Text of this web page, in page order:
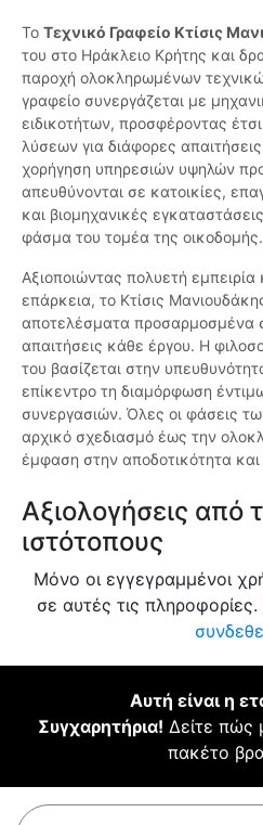
Το Τεχνικό Γραφείο Κτίσις
του στο Ηράκλειο Κρήτης και
παροχή ολοκληρωμένων
γραφείο συνεργάζεται με
ειδικοτήτων, προσφέροντας
λύσεων για διάφορες
χορήγηση υπηρεσιών υψηλών
απευθύνονται σε κατοικίες,
και βιομηχανικές
φάσμα του τομέα της οικοδομής.
Αξιοποιώντας πολυετή εμπειρία
επάρκεια, το Κτίσις
αποτελέσματα προσαρμοσμένα
απαιτήσεις κάθε έργου. Η
του βασίζεται στην
επίκεντρο τη διαμόρφωση
συνεργασιών. Όλες οι φάσεις
αρχικό σχεδιασμό έως την
έμφαση στην αποδοτικότητα
Αξιολογήσεις από
ιστότοπους
Μόνο οι εγγεγραμμένοι
σε αυτές τις πληροφορίες.
Αυτή είναι η
Συγχαρητήρια! Δείτε πώς
πακέτο